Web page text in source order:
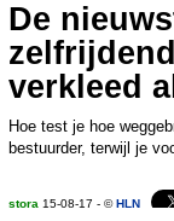
De
verkleed
Hoe test je hoe
bestuurder, terwijl je
stora 15-08-17 - ©HLN